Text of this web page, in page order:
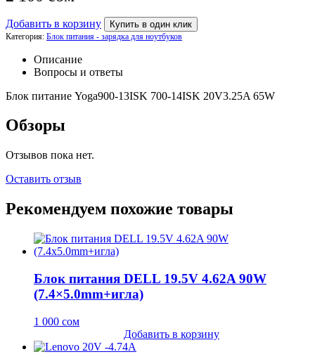
Добавить в корзину Купить в один клик
Категория: Блок питания - зарядка для ноутбуков
Описание
Вопросы и ответы
Блок питание Yoga900-13ISK 700-14ISK 20V3.25A 65W
Обзоры
Отзывов пока нет.
Оставить отзыв
Рекомендуем похожие товары
Блок питания DELL 19.5V 4.62A 90W
(7.4×5.0mm+игла)
1 000 сом
Добавить в корзину